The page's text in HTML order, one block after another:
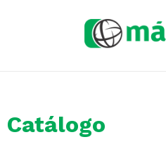
Catálogo